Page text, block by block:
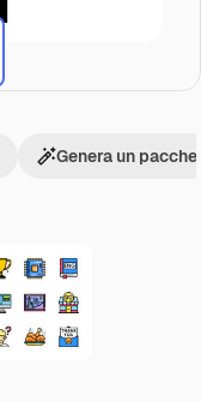
Genera un